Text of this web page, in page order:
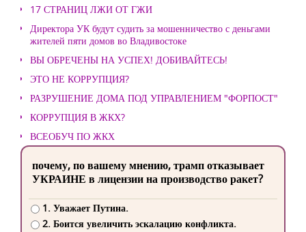
17 СТРАНИЦ ЛЖИ ОТ ГЖИ
Директора УК будут судить за мошенничество с деньгами
жителей пяти домов во Владивостоке
ВЫ ОБРЕЧЕНЫ НА УСПЕХ! ДОБИВАЙТЕСЬ!
ЭТО НЕ КОРРУПЦИЯ?
РАЗРУШЕНИЕ ДОМА ПОД УПРАВЛЕНИЕМ "ФОРПОСТ"
КОРРУПЦИЯ В ЖКХ?
ВСЕОБУЧ ПО ЖКХ
почему, по вашему мнению, трамп отказывает
УКРАИНЕ в лицензии на производство ракет?
1. Уважает Путина.
2. Боится увеличить эскалацию конфликта.